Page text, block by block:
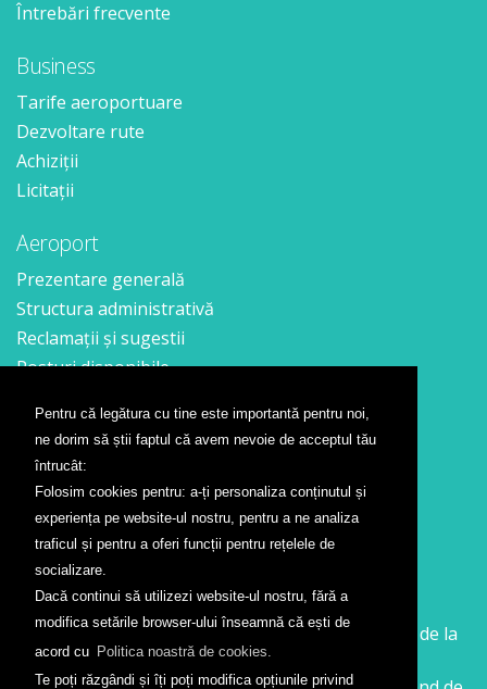
Pentru că legătura cu tine este importantă pentru noi,
ne dorim să știi faptul că avem nevoie de acceptul tău
întrucât:
Folosim cookies pentru: a-ți personaliza conținutul și
experiența pe website-ul nostru, pentru a ne analiza
traficul și pentru a oferi funcții pentru rețelele de
socializare.
Dacă continui să utilizezi website-ul nostru, fără a
modifica setările browser-ului înseamnă că ești de
acord cu Politica noastră de cookies.
Te poți răzgândi și îți poți modifica opțiunile privind
Întrebări frecvente
Business
Tarife aeroportuare
Dezvoltare rute
Achiziții
Licitații
Aeroport
Prezentare generală
Structura administrativă
Reclamații și sugestii
Posturi disponibile
Contact
Formular contact
Localizare
Presă
Companii aeriene
Wizz Air
Călătorește la Sibiu cu Wizz Air. Zboruri începând de la
26 GBP